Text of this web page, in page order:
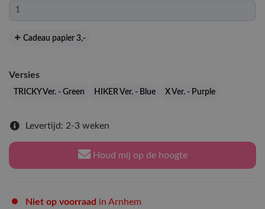
Cadeau papier 3,-
Versies
TRICKY Ver. - Green HIKER Ver. - Blue X Ver. - Purple
Levertijd: 2-3 weken
Houd mij op de hoogte
Niet op voorraad in Arnhem